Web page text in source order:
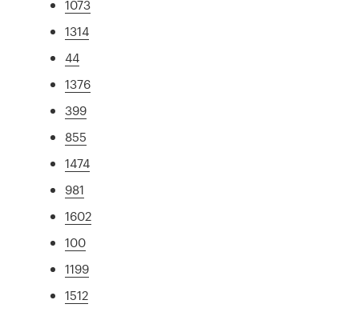
1073
1314
44
1376
399
855
1474
981
1602
100
1199
1512